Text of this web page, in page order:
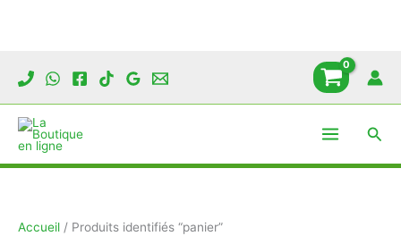
Accueil / Produits identifiés “panier”